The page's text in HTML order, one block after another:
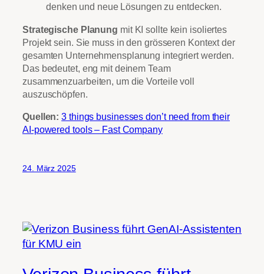
denken und neue Lösungen zu entdecken.
Strategische Planung mit KI sollte kein isoliertes
Projekt sein. Sie muss in den grösseren Kontext der
gesamten Unternehmensplanung integriert werden.
Das bedeutet, eng mit deinem Team
zusammenzuarbeiten, um die Vorteile voll
auszuschöpfen.
Quellen: 3 things businesses don’t need from their
AI-powered tools – Fast Company
24. März 2025